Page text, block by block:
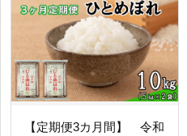
【定期便3カ月間】 令和